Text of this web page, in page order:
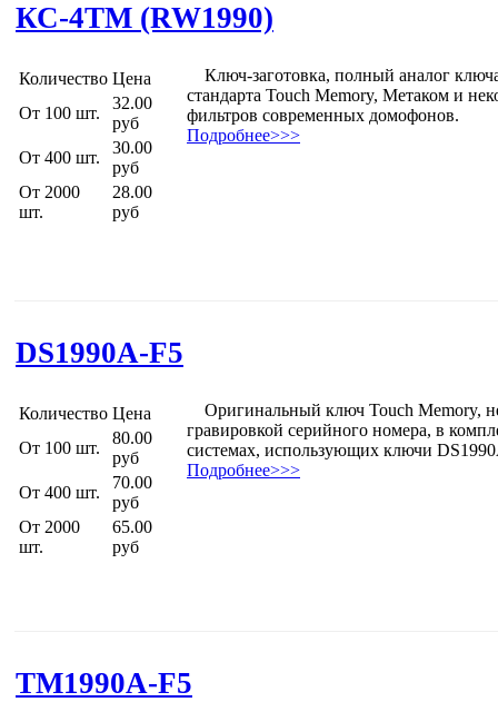
КС-4ТМ (RW1990)
Количество Цена
От 100 шт.
32.00
руб
От 400 шт.
30.00
руб
От 2000
шт.
28.00
руб
Ключ-заготовка, полный аналог
стандарта Touch Memory, Метаком и
фильтров современных домофонов.
Подробнее>>>
DS1990A-F5
Количество Цена
От 100 шт.
80.00
руб
От 400 шт.
70.00
руб
От 2000
шт.
65.00
руб
Оригинальный ключ Touch Memory,
гравировкой серийного номера, в
системах, использующих ключи
Подробнее>>>
TM1990A-F5